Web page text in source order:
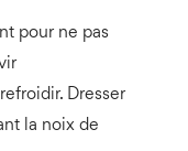
pour ne pas
Dresser
la noix de